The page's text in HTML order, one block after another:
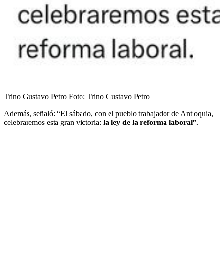
Trino Gustavo Petro Foto: Trino Gustavo Petro
Además, señaló: “El sábado, con el pueblo trabajador de Antioquia,
celebraremos esta gran victoria: la ley de la reforma laboral”.